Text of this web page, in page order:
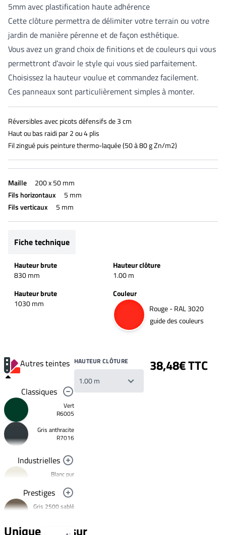
5mm avec plastification haute adhérence
Cette clôture permettra de délimiter votre terrain ou votre
jardin de manière pérenne et de façon esthétique.
Vous avez un grand choix de finitions et de couleurs qui vous
permettront d’avoir le style qui vous sied parfaitement.
Choisissez la hauteur voulue et commandez facilement.
Ces panneaux sont particulièrement simples à monter.
Réversibles avec picots défensifs de 3 cm
Haut ou bas raidi par 2 ou 4 plis
Fil zingué puis peinture thermo-laquée (50 à 80 g Zn/m2)
Maille
200 x 50 mm
Fils horizontaux
5 mm
Fils verticaux
5 mm
Fiche technique
Hauteur brute
830 mm
Hauteur clôture
1.00 m
Hauteur brute
1030 mm
Couleur
Rouge - RAL 3020
guide des couleurs
Autres teintes
Classiques
Vert
R6005
Gris anthracite
R7016
Industrielles
Blanc pur
Noir foncé
R9005
Prestiges
Gris 2500 sablé
HAUTEUR CLÔTURE 38,48€ TTC
Uniquement sur
Votre
liste
souhaits
Un
produit
Créer
nouvelle
souhaits